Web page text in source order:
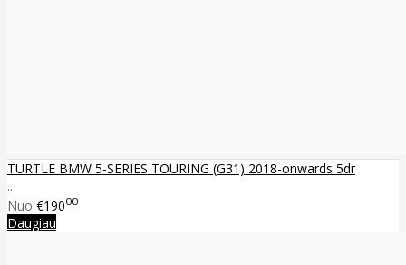
TURTLE BMW 5-SERIES TOURING (G31) 2018-onwards 5dr
..
Nuo €19000
Daugiau